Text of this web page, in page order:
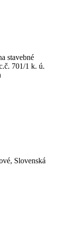
stavebné
701/1 k. ú.
Slovenská